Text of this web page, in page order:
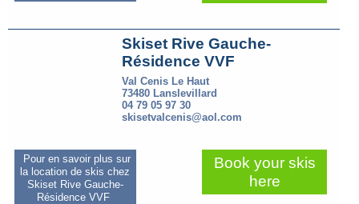
Skiset Rive Gauche-
Résidence VVF
Val Cenis Le Haut
73480 Lanslevillard
04 79 05 97 30
skisetvalcenis@aol.com
Pour en savoir plus sur
la location de skis chez
Skiset Rive Gauche-
Résidence VVF
Book your skis
here